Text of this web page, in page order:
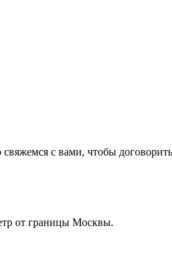
с вами, чтобы
от границы Москвы.